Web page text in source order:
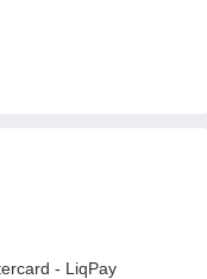
- LiqPay